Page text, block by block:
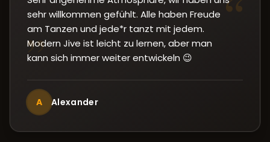
“
”
sehr willkommen gefühlt. Alle haben Freude
am Tanzen und jede*r tanzt mit jedem.
Modern Jive ist leicht zu lernen, aber man
kann sich immer weiter entwickeln 😉
A Alexander